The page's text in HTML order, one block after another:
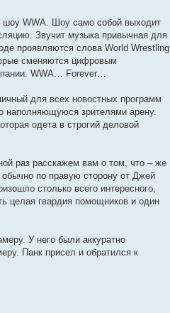
шоу WWA. Шоу само собой выходит
Звучит музыка привычная для
проявляются слова World Wrestling
сменяются цифровым
WWA… Forever…
для всех новостных программ
наполняющуюся зрителями арену.
одета в строгий деловой
раз расскажем вам о том, что – же
по правую сторону от Джей
столько всего интересного,
целая гвардия помощников и один
У него были аккуратно
Панк присел и обратился к